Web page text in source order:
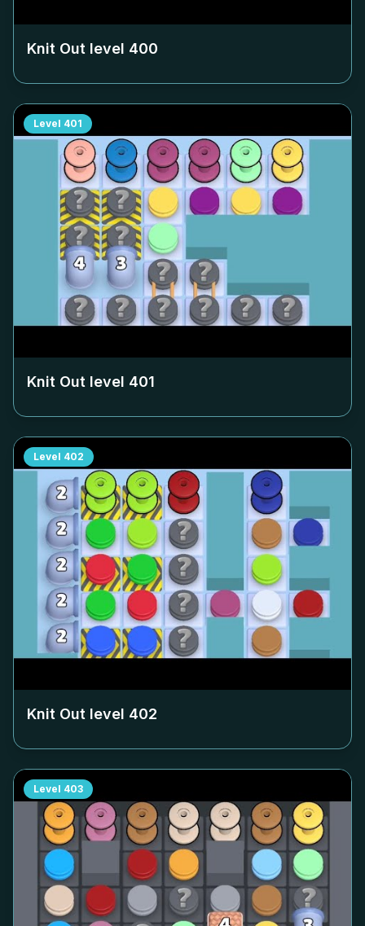
Knit Out level 400
Level 401
Knit Out level 401
Level 402
Knit Out level 402
Level 403